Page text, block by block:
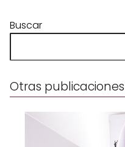
Buscar
Otras publicaciones